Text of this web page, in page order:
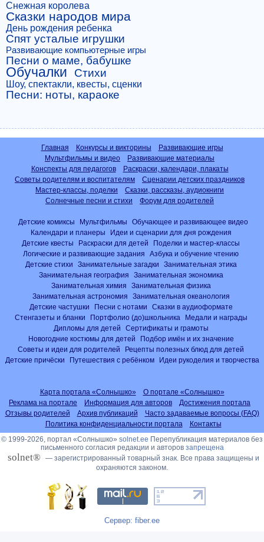
Снежная королева
Сказки народов мира
День рождения ребенка
Спят усталые игрушки
Развивающие компьютерные игры
Песни о маме, бабушке
Обучалки Стихи
Шоу, спектакли, квесты, сценки
Песни: ноты, караоке
Главная Конкурсы и викторины
Развивающие игры
Мультфильмы и видео
Развивающие материалы
Конспекты для педагогов
Раскраски, календари, плакаты
Советы родителям и воспитателям
Сценарии детских праздников
Мастер-классы, поделки
Сказки, рассказы, аудиокниги
Солнечные песни и стихи
Форум для родителей
Детские комиксы Мультфильмы
Обучающее и развивающее видео
Календари и планеры
Идеи и сценарии для дня рождения
Детские квесты
Раскраски для детей
Поделки и мастер-классы
Логические и развивающие задания
Азбука и обучение чтению
Детские стихи
Занимательные загадки
Занимательная этика
Занимательная география
Занимательная экономика
Занимательная химия
Занимательная физика
Занимательная астрономия
Занимательная океанология
Детские частушки
Песни с нотами
Сказки в аудиоформате
Стенгазеты и бланки
Портфолио (до)школьника
Медали и награды
Дипломы для детей
Сертификаты и грамоты
Новогодние костюмы для детей
Подбор имён и их значение
Советы и идеи для родителей
Рецепты полезных блюд для детей
Детские причёски
Путешествия с ребёнком Идеи рукоделия и творчества
Карта портала «Солнышко»
О портале «Солнышко»
Реклама на портале
Информация для авторов
Достижения портала
Отзывы родителей
Архив публикаций
Часто задаваемые вопросы (FAQ)
Политика конфиденциальности портала
Контакты
© 1999-2026, портал «Солнышко» solnet.ee Перепубликация материалов без
письменного согласия редакции и авторов запрещена
solnet® — зарегистрированный товарный знак. Все права защищены и
охраняются законом.
Сервер: fiber.ee